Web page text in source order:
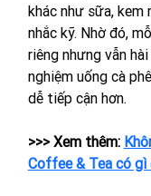
khác như sữa, kem
nhắc kỹ. Nhờ đó,
riêng nhưng vẫn
nghiệm uống cà
dễ tiếp cận hơn.
>>> Xem thêm:
Coffee & Tea có gì